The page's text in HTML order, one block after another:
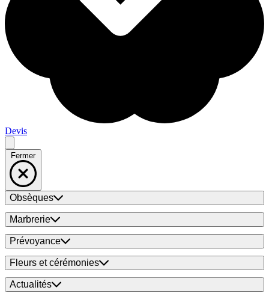
Devis
Fermer
Obsèques
Marbrerie
Prévoyance
Fleurs et cérémonies
Actualités